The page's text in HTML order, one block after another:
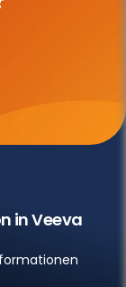
in Veeva